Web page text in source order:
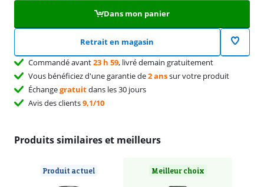
Dans mon panier
Retrait en magasin
Commandé avant23 h 59, livré demain gratuitement
Vous bénéficiez d'une garantie de2 anssur votre produit
Échangegratuitdans les 30 jours
Avis des clients9,1/10
Produits similaires et meilleurs
Produit actuel Meilleur choix